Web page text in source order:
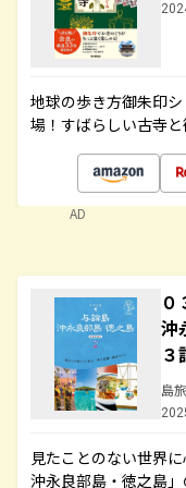
地球の歩き方御朱印
場！すばらしい古寺
AD
沖
３
島旅
見たことのない世界
沖永良部島・徳之島